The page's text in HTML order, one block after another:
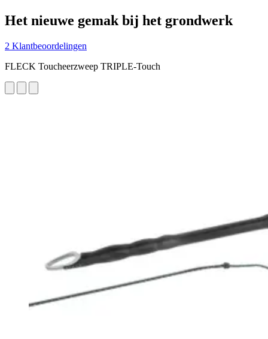
Het nieuwe gemak bij het grondwerk
2 Klantbeoordelingen
FLECK Toucheerzweep TRIPLE-Touch